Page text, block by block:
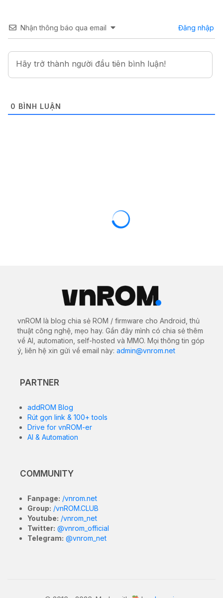
Nhận thông báo qua email Đăng nhập
0 BÌNH LUẬN
vnROM là blog chia sẻ ROM / firmware cho Android, thủ
thuật công nghệ, mẹo hay. Gần đây mình có chia sẻ thêm
về AI, automation, self-hosted và MMO. Mọi thông tin góp
ý, liên hệ xin gửi về email này: admin@vnrom.net
PARTNER
addROM Blog
Rút gọn link & 100+ tools
Drive for vnROM-er
AI & Automation
COMMUNITY
Fanpage: /vnrom.net
Group: /vnROM.CLUB
Youtube: /vnrom_net
Twitter: @vnrom_official
Telegram: @vnrom_net